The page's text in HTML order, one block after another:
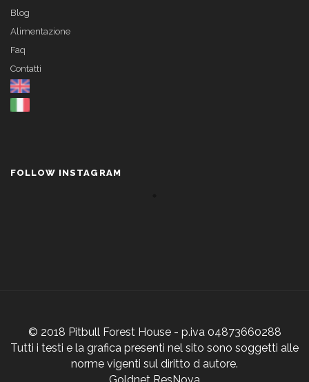
Blog
Alimentazione
Faq
Contatti
FOLLOW INSTAGRAM
© 2018 Pitbull Forest House - p.iva 04873660288
Tutti i testi e la grafica presenti nel sito sono soggetti alle
norme vigenti sul diritto d autore.
Goldnet ResNova